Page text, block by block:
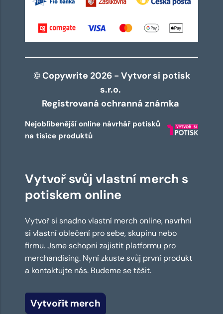
© Copywrite 2026 - Vytvor si potisk
s.r.o.
Registrovaná ochranná známka
Nejoblíbenější online návrhář potisků
na tisíce produktů
Vytvoř svůj vlastní merch s
potiskem online
Vytvoř si snadno vlastní merch online, navrhni
si vlastní oblečení pro sebe, skupinu nebo
firmu. Jsme schopni zajistit platformu pro
merchandising. Nyní zkuste svůj první produkt
a kontaktujte nás. Budeme se těšit.
Vytvořit merch